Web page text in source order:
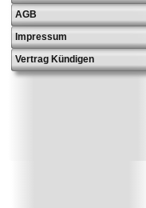
AGB
Impressum
Vertrag Kündigen